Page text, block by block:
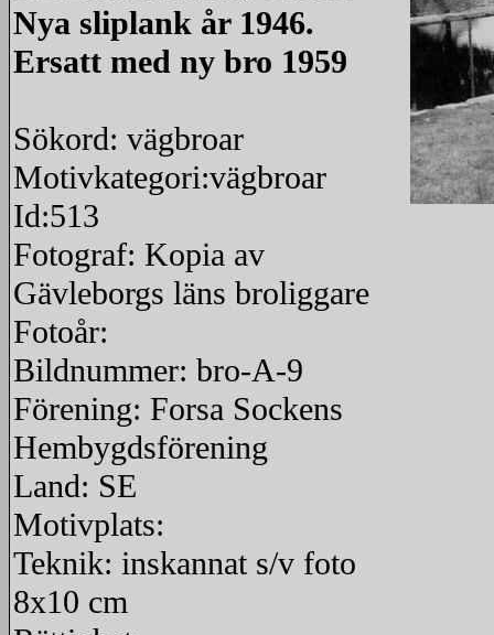
Nya sliplank år 1946.
Ersatt med ny bro 1959
Sökord: vägbroar
Motivkategori:vägbroar
Id:513
Fotograf: Kopia av
Gävleborgs läns broliggare
Fotoår:
Bildnummer: bro-A-9
Förening: Forsa Sockens
Hembygdsförening
Land: SE
Motivplats:
Teknik: inskannat s/v foto
8x10 cm